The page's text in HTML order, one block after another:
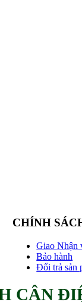
CHÍNH
Giao Nhận
Bảo hành
Đổi trả sản
CÂN